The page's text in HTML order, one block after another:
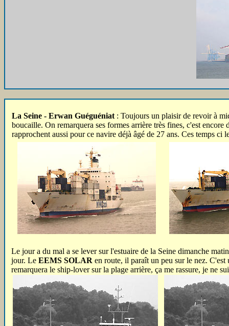
La Seine - Erwan Guéguéniat : Toujours un plaisir de revoir à
boucaille. On remarquera ses formes arrière très fines, c'est
rapprochent aussi pour ce navire déjà âgé de 27 ans. Ces temps
Le jour a du mal a se lever sur l'estuaire de la Seine dimanche
jour. Le EEMS SOLAR en route, il paraît un peu sur le nez.
remarquera le ship-lover sur la plage arrière, ça me rassure, je ne